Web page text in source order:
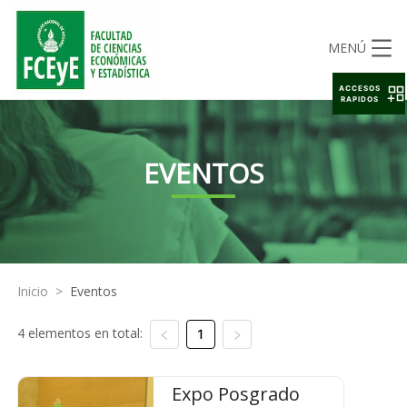
MENÚ
EVENTOS
Inicio > Eventos
4 elementos en total: 1
Expo Posgrado
ACCESOS
RAPIDOS